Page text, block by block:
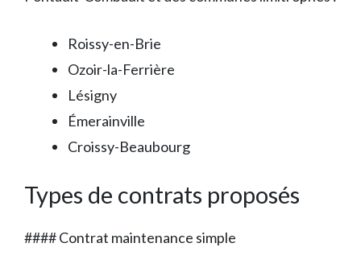
Roissy-en-Brie
Ozoir-la-Ferrière
Lésigny
Émerainville
Croissy-Beaubourg
Types de contrats proposés
#### Contrat maintenance simple